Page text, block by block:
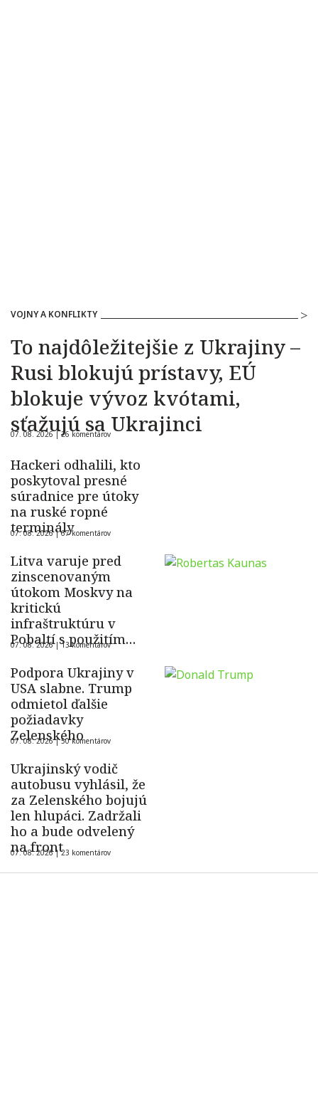
VOJNY A KONFLIKTY
To najdôležitejšie z Ukrajiny –
Rusi blokujú prístavy, EÚ
blokuje vývoz kvótami,
sťažujú sa Ukrajinci
07. 08. 2026 |26 komentárov
Hackeri odhalili, kto
poskytoval presné
súradnice pre útoky
na ruské ropné
terminály
07. 08. 2026 |67 komentárov
Litva varuje pred
zinscenovaným
útokom Moskvy na
kritickú
infraštruktúru v
Pobaltí s použitím
ukrajinského dronu
07. 08. 2026 |13 komentárov
Podpora Ukrajiny v
USA slabne. Trump
odmietol ďalšie
požiadavky
Zelenského
07. 08. 2026 |50 komentárov
Ukrajinský vodič
autobusu vyhlásil, že
za Zelenského bojujú
len hlupáci. Zadržali
ho a bude odvelený
na front
07. 08. 2026 |23 komentárov